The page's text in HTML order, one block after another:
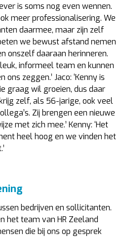
is soms nog even wennen.
meer professionalisering. We
daarmee, maar zijn zelf
we bewust afstand nemen
onszelf daaraan herinneren.
informeel team en kunnen
zeggen.’ Jaco: ‘Kenny is
graag wil groeien, dus daar
zelf, als 56-jarige, ook veel
Zij brengen een nieuwe
met zich mee.’ Kenny: ‘Het
heel hoog en we vinden het
bedrijven en sollicitanten.
het team van HR Zeeland
die bij ons op gesprek